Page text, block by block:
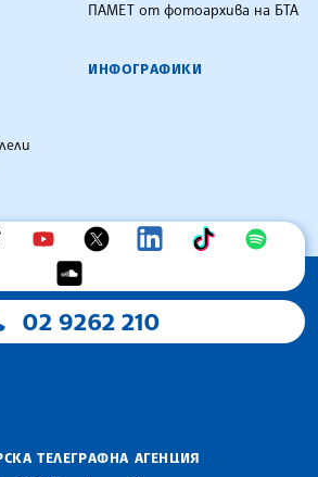
ПАМЕТ от фотоархива на БТА
ИНФОГРАФИКИ
02 9262 210
ТЕЛЕГРАФНА АГЕНЦИЯ